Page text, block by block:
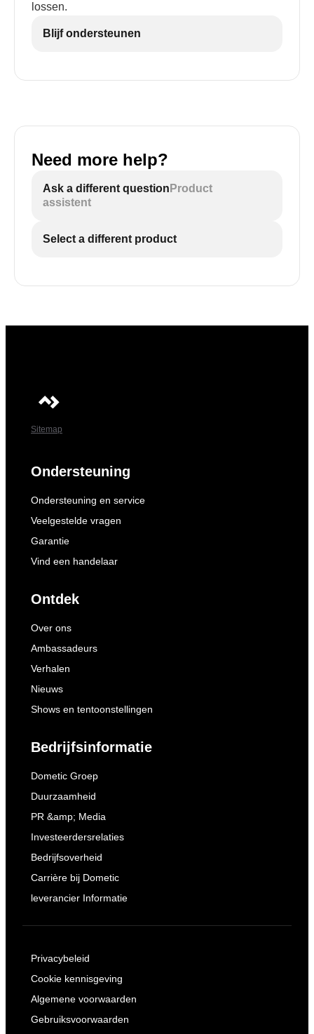
lossen.
Blijf ondersteunen
Need more help?
Ask a different question Product
assistent
Select a different product
Sitemap
Ondersteuning
Ondersteuning en service
Veelgestelde vragen
Garantie
Vind een handelaar
Ontdek
Over ons
Ambassadeurs
Verhalen
Nieuws
Shows en tentoonstellingen
Bedrijfsinformatie
Dometic Groep
Duurzaamheid
PR &amp; Media
Investeerdersrelaties
Bedrijfsoverheid
Carrière bij Dometic
leverancier Informatie
Privacybeleid
Cookie kennisgeving
Algemene voorwaarden
Gebruiksvoorwaarden